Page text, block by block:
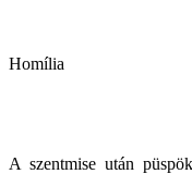
Homília
A szentmise után